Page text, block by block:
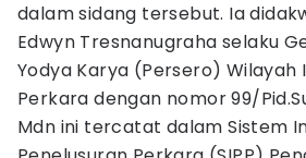
dalam sidang tersebut. Ia
Edwyn Tresnanugraha selaku
Yodya Karya (Persero) Wilayah
Perkara dengan nomor 99/
Mdn ini tercatat dalam Sistem